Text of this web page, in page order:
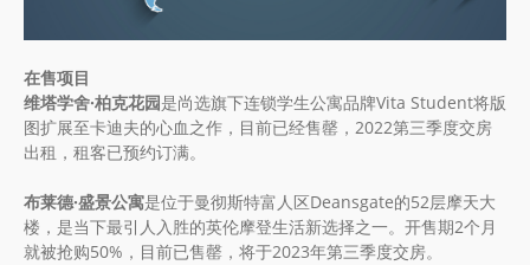
在售项目
维塔学舍·柏克花园是尚选旗下连锁学生公寓品牌Vita Student将版
图扩展至卡迪夫的心血之作，目前已经售罄，2022第三季度交房
出租，租客已预约订满。
布莱德·盛景公寓是位于曼彻斯特富人区Deansgate的52层摩天大
楼，是当下最引人入胜的英伦摩登生活新选择之一。开售期2个月
就被抢购50%，目前已售罄，将于2023年第三季度交房。